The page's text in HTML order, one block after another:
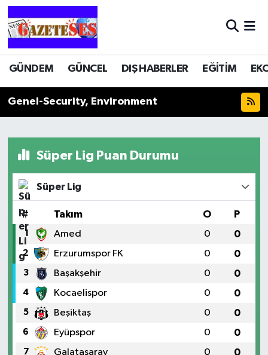
GÜNDEM GÜNCEL DIŞ HABERLER EĞİTİM
Genel-Security, Environment
Süper Lig Puan Durumu
Süper Lig
# Takım O P
1 Amed 0 0
2 Erzurumspor FK 0 0
3 Başakşehir 0 0
4 Kocaelispor 0 0
5 Beşiktaş 0 0
6 Eyüpspor 0 0
7 Galatasaray 0 0